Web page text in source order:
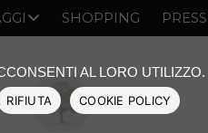
SHOPPING PRESS
AL LORO
RIFIUTA COOKIE POLICY